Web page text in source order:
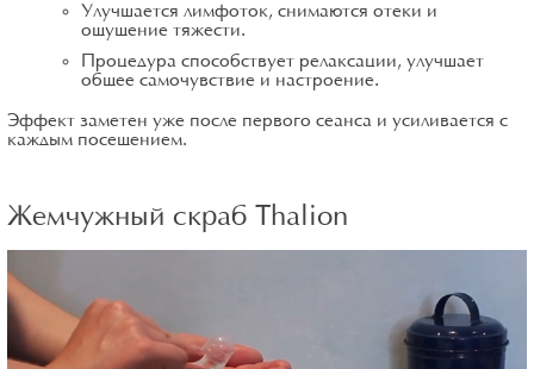
Улучшается лимфоток, снимаются отеки и
ощущение тяжести.
Процедура способствует релаксации, улучшает
общее самочувствие и настроение.
Эффект заметен уже после первого сеанса и усиливается с
каждым посещением.
Жемчужный скраб Thalion